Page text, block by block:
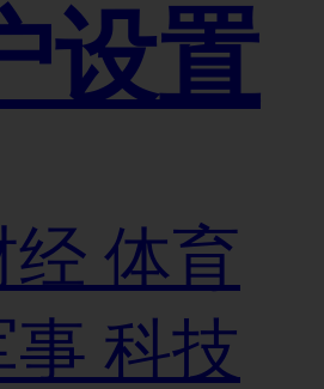
设置
经 体育
事 科技